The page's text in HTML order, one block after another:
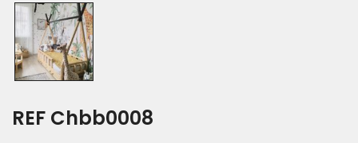
REF Chbb0008